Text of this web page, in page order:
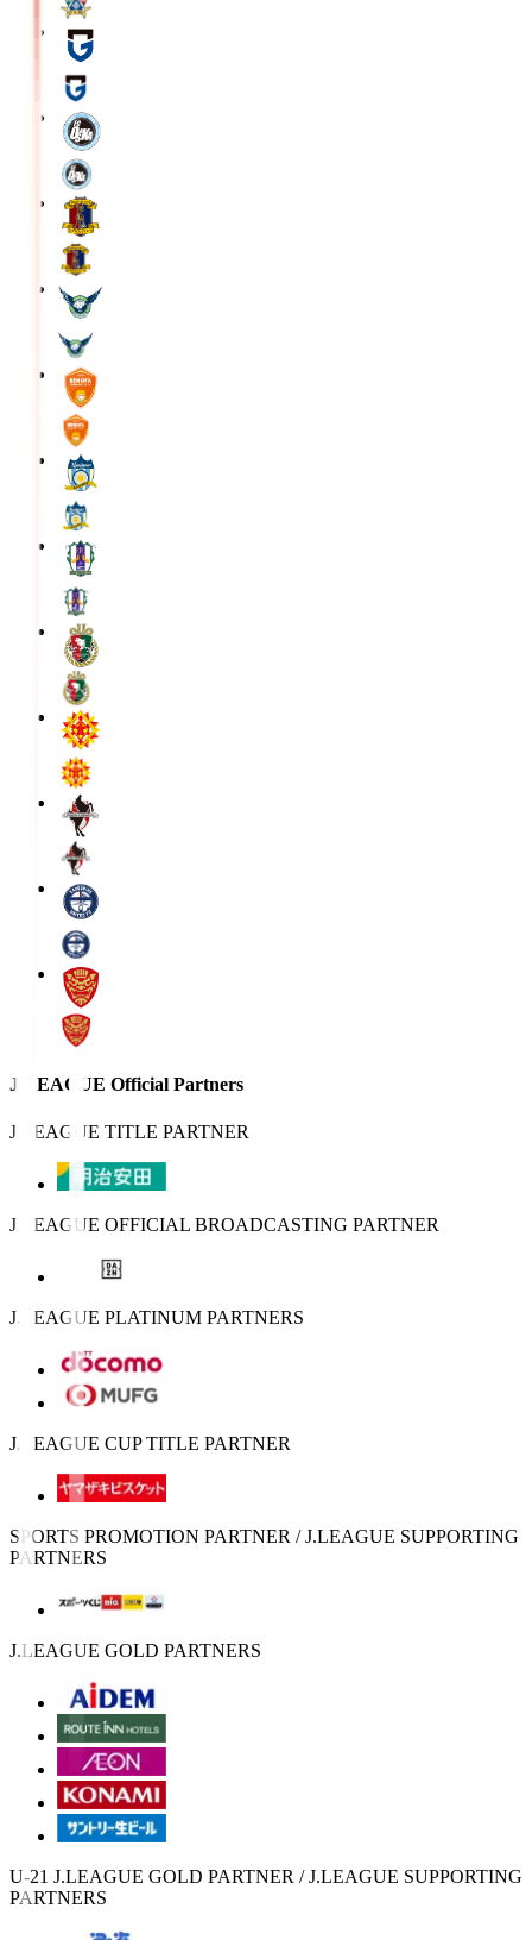
J.LEAGUE Official Partners
J.LEAGUE TITLE PARTNER
J.LEAGUE OFFICIAL BROADCASTING PARTNER
J.LEAGUE PLATINUM PARTNERS
J.LEAGUE CUP TITLE PARTNER
SPORTS PROMOTION PARTNER / J.LEAGUE SUPPORTING
PARTNERS
J.LEAGUE GOLD PARTNERS
U-21 J.LEAGUE GOLD PARTNER / J.LEAGUE SUPPORTING
PARTNERS